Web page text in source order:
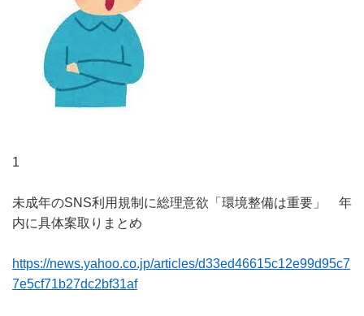
1
未成年のSNS利用規制に総理意欲「環境整備は重要」 年
内に具体案取りまとめ
https://news.yahoo.co.jp/articles/d33ed46615c12e99d95c7
7e5cf71b27dc2bf31af